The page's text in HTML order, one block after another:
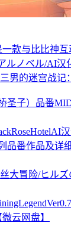
款与比比神互
ルノベル/AI汉
男的迷宫战记
圣子）品番
品番作品及详
大冒险/ヒル
云网盘】